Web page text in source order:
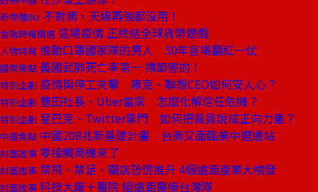
新物種Biz 不對頻，天線再強都沒用！
金融時報精選 這場疫情 正終結全球貨幣遊戲
人物特寫 推動口罩國家隊的男人 50年官場翻紅一仗
國際焦點 義國武肺死亡率第一 撙節害的！
特別企劃 疫情與停工夾擊 庫克、聯想CEO如何安人心？
特別企劃 豐田社長、Uber當家 怎麼化解信任危機？
特別企劃 星巴克、Twitter掌門 如何把裁員說成正向力量？
中國焦點 中國208兆新基建計畫 台商又面臨美中選邊站
封面故事 零接觸商機來了
封面故事 禁飛、禁足、關店恐慌推升 4個遠距產業大噴發
封面故事 科技大廠＋醫院 組遠距醫療台灣隊